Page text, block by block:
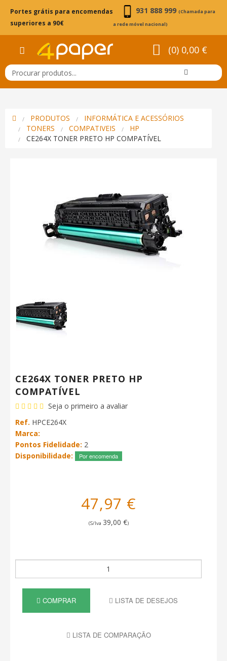
Portes grátis para encomendas
superiores a 90€
931 888 999 (Chamada para
a rede móvel nacional)
(0) 0,00 €
PRODUTOS
INFORMÁTICA E ACESSÓRIOS
TONERS
COMPATIVEIS
HP
CE264X TONER PRETO HP COMPATÍVEL
CE264X TONER PRETO HP
COMPATÍVEL
Seja o primeiro a avaliar
Ref. HPCE264X
Marca:
Pontos Fidelidade: 2
Disponibilidade:
Por encomenda
47,97 €
(S/Iva 39,00 €)
COMPRAR LISTA DE DESEJOS
LISTA DE COMPARAÇÃO